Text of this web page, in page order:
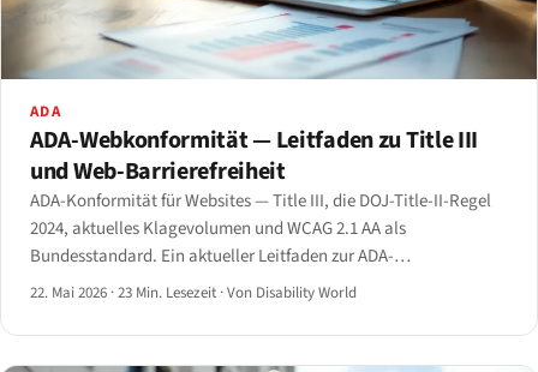
ADA
ADA-Webkonformität — Leitfaden zu Title III
und Web-Barrierefreiheit
ADA-Konformität für Websites — Title III, die DOJ-Title-II-Regel
2024, aktuelles Klagevolumen und WCAG 2.1 AA als
Bundesstandard. Ein aktueller Leitfaden zur ADA-
Webkonformität für 2026.
22. Mai 2026 ·23 Min. Lesezeit ·Von Disability World